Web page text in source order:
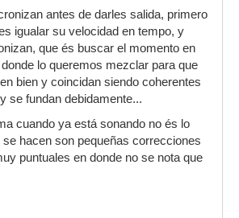
antes de darles salida, primero
igualar su velocidad en tempo, y
que és buscar el momento en
lo queremos mezclar para que
bien y coincidan siendo coherentes
se fundan debidamente...
cuando ya está sonando no és lo
se hacen son pequeñas correcciones
puntuales en donde no se nota que